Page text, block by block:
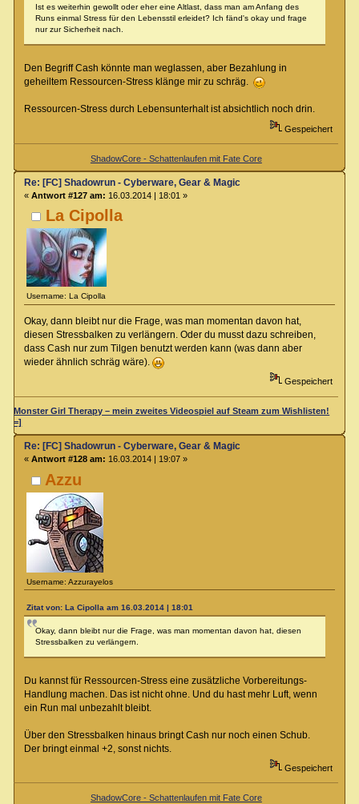
Ist es weiterhin gewollt oder eher eine Altlast, dass man am Anfang des
Runs einmal Stress für den Lebensstil erleidet? Ich fänd's okay und frage
nur zur Sicherheit nach.
Den Begriff Cash könnte man weglassen, aber Bezahlung in
geheiltem Ressourcen-Stress klänge mir zu schräg.
Ressourcen-Stress durch Lebensunterhalt ist absichtlich noch drin.
Gespeichert
ShadowCore - Schattenlaufen mit Fate Core
La Cipolla
Username: La Cipolla
Re: [FC] Shadowrun - Cyberware, Gear & Magic
« Antwort #127 am: 16.03.2014 | 18:01 »
Okay, dann bleibt nur die Frage, was man momentan davon hat,
diesen Stressbalken zu verlängern. Oder du musst dazu schreiben,
dass Cash nur zum Tilgen benutzt werden kann (was dann aber
wieder ähnlich schräg wäre).
Gespeichert
Monster Girl Therapy – mein zweites Videospiel auf Steam zum Wishlisten!
=]
Azzu
Username: Azzurayelos
Re: [FC] Shadowrun - Cyberware, Gear & Magic
« Antwort #128 am: 16.03.2014 | 19:07 »
Zitat von: La Cipolla am 16.03.2014 | 18:01
Okay, dann bleibt nur die Frage, was man momentan davon hat, diesen
Stressbalken zu verlängern.
Du kannst für Ressourcen-Stress eine zusätzliche Vorbereitungs-
Handlung machen. Das ist nicht ohne. Und du hast mehr Luft, wenn
ein Run mal unbezahlt bleibt.
Über den Stressbalken hinaus bringt Cash nur noch einen Schub.
Der bringt einmal +2, sonst nichts.
Gespeichert
ShadowCore - Schattenlaufen mit Fate Core